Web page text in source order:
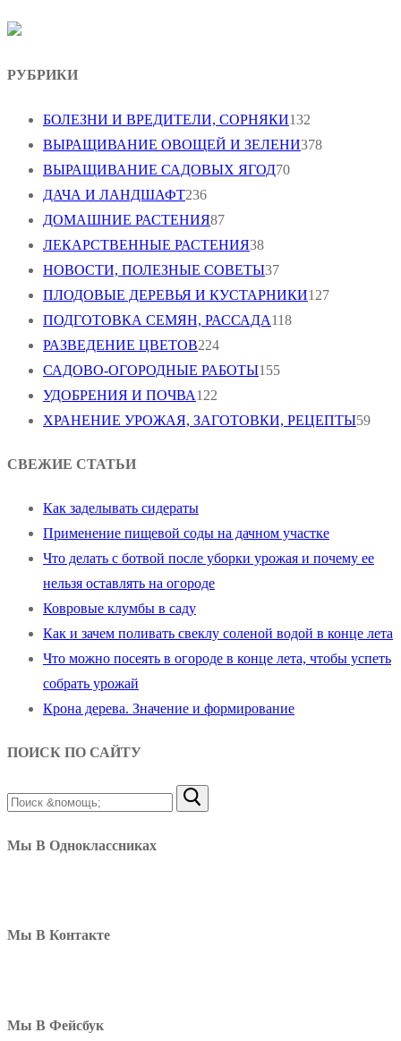
РУБРИКИ
БОЛЕЗНИ И ВРЕДИТЕЛИ, СОРНЯКИ132
ВЫРАЩИВАНИЕ ОВОЩЕЙ И ЗЕЛЕНИ378
ВЫРАЩИВАНИЕ САДОВЫХ ЯГОД70
ДАЧА И ЛАНДШАФТ236
ДОМАШНИЕ РАСТЕНИЯ87
ЛЕКАРСТВЕННЫЕ РАСТЕНИЯ38
НОВОСТИ, ПОЛЕЗНЫЕ СОВЕТЫ37
ПЛОДОВЫЕ ДЕРЕВЬЯ И КУСТАРНИКИ127
ПОДГОТОВКА СЕМЯН, РАССАДА118
РАЗВЕДЕНИЕ ЦВЕТОВ224
САДОВО-ОГОРОДНЫЕ РАБОТЫ155
УДОБРЕНИЯ И ПОЧВА122
ХРАНЕНИЕ УРОЖАЯ, ЗАГОТОВКИ, РЕЦЕПТЫ59
СВЕЖИЕ СТАТЬИ
Как заделывать сидераты
Применение пищевой соды на дачном участке
Что делать с ботвой после уборки урожая и почему ее
нельзя оставлять на огороде
Ковровые клумбы в саду
Как и зачем поливать свеклу соленой водой в конце лета
Что можно посеять в огороде в конце лета, чтобы успеть
собрать урожай
Крона дерева. Значение и формирование
ПОИСК ПО САЙТУ
Найти:
Мы В Одноклассниках
Мы В Контакте
Мы В Фейсбук